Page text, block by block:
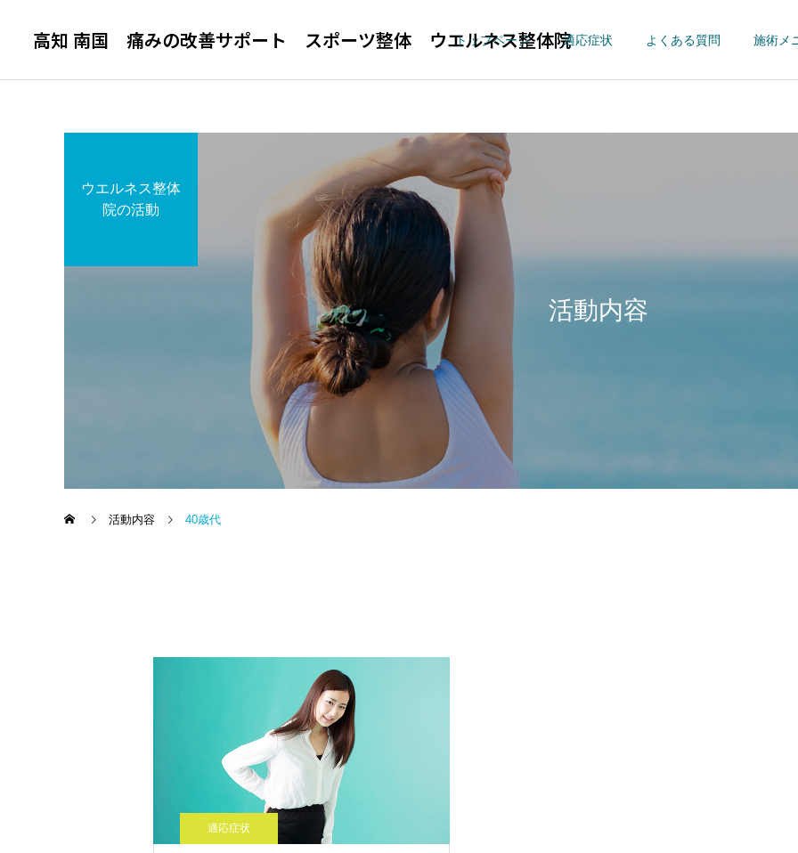
高知 南国 痛みの改善サポート スポーツ整体 ウエルネス整体院
トップページ 適応症状 よくある質問 施術メ
腰 痛 四十肩・五十肩
膝痛・変形性膝関節症
股関節痛/変形性股関
年末年始の営業について
まほろばクラブ南国
まほろばクラブ南国 アス
ウエルネス整体院
ウエルネス整体院の新型コ
ロナウイルス感染対策に関
して
を勧められた方が来院しま
した。
活動内容
ウエルネス整体
院の活動
活動内容 40歳代
適応症状